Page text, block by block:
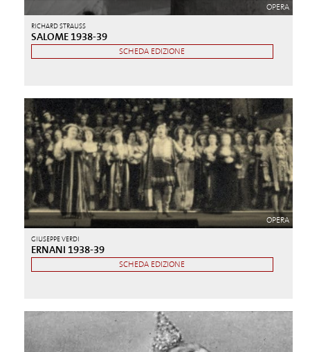
OPERA
RICHARD STRAUSS
SALOME 1938-39
SCHEDA EDIZIONE
OPERA
GIUSEPPE VERDI
ERNANI 1938-39
SCHEDA EDIZIONE